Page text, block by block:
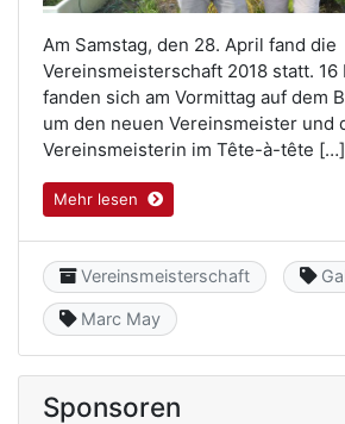
Am Samstag, den 28. April fand die
Vereinsmeisterschaft 2018 statt.
fanden sich am Vormittag auf dem
um den neuen Vereinsmeister und
Vereinsmeisterin im Tête-à-tête […]
Mehr lesen
Category
Vereinsmeisterschaft
Keyword
Marc May
Sponsoren